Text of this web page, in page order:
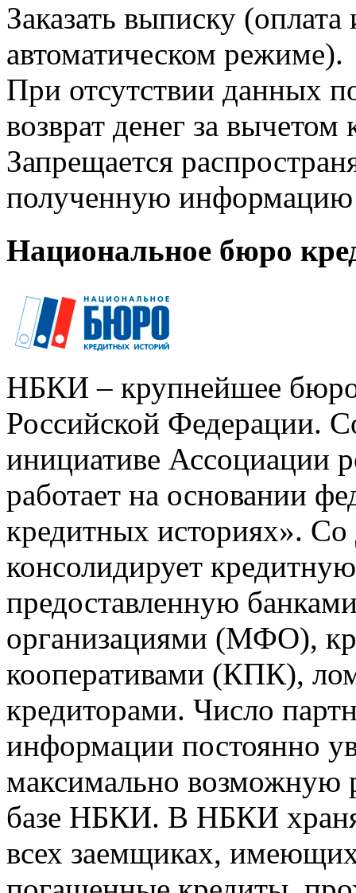
Заказать выписку
автоматическом режиме).
При отсутствии данных
возврат денег за
Запрещается
полученную информацию
Национальное бюро
НБКИ – крупнейшее
Российской Федерации.
инициативе Ассоциации
работает на основании
кредитных историях».
консолидирует
предоставленную
организациями (МФО),
кооперативами (КПК),
кредиторами. Число
информации постоянно
максимально возможную
базе НБКИ. В НБКИ
всех заемщиках,